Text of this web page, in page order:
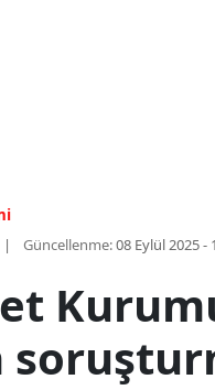
Güncellenme:08 Eylül 2025 -